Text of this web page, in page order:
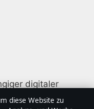
digitaler
Politik, Wirtschaft,
diese Website zu